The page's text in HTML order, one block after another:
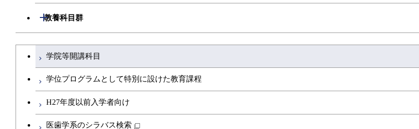
知能情報コース
情報工学コース
知能情報コース
エネルギー・情報コース
人間医療科学技術コース
専門科目
ライフエンジニアリングコース
地球生命コース
人間医療科学技術コース
物質・情報卓越コース
建築学系
開閉
超スマート社会卓越コース
都市・環境学コース
開閉
エネルギーコース
社会・人間科学コース
イノベーション科学系
教養科目群
開閉
文系教養科目
英語科目
第二外国語科目
大学院課程を切り替える
学院等開講科目
学位プログラムとして特別に設けた教育課程
H27年度以前入学者向け
医歯学系のシラバス検索